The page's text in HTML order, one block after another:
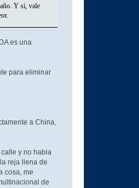
Y si, vale
es una
para eliminar
a China,
y no habia
reja llena de
cosa, me
de